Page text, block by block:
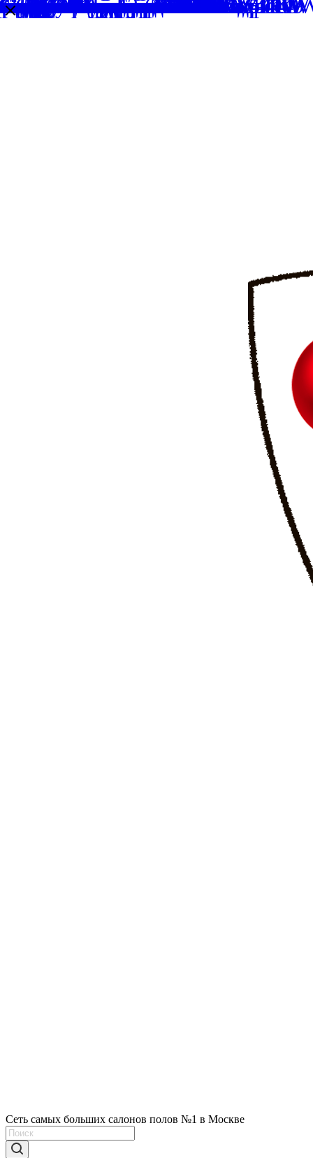
Сеть самых больших салонов полов №1 в Москве